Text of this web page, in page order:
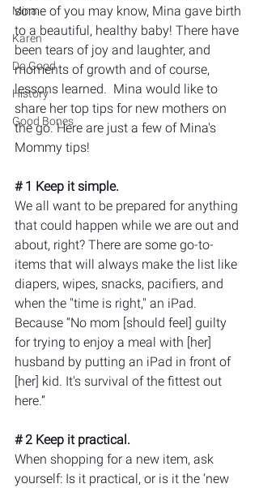
Mina
Karen
Do Good
History
Good Bones
some of you may know, Mina gave birth
to a beautiful, healthy baby! There have
been tears of joy and laughter, and
moments of growth and of course,
lessons learned.  Mina would like to
share her top tips for new mothers on
the go. Here are just a few of Mina's
Mommy tips!
# 1 Keep it simple.
We all want to be prepared for anything
that could happen while we are out and
about, right? There are some go-to-
items that will always make the list like
diapers, wipes, snacks, pacifiers, and
when the "time is right," an iPad.
Because “No mom [should feel] guilty
for trying to enjoy a meal with [her]
husband by putting an iPad in front of
[her] kid. It's survival of the fittest out
here.”
# 2 Keep it practical.
When shopping for a new item, ask
yourself: Is it practical, or is it the ‘new